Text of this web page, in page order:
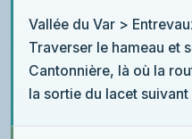
Vallée du Var >
Traverser le hameau et
Cantonnière, là où la
la sortie du lacet